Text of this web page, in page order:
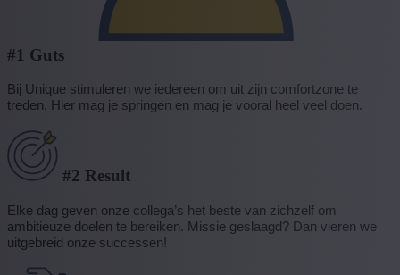
#1 Guts
Bij Unique stimuleren we iedereen om uit zijn comfortzone te
treden. Hier mag je springen en mag je vooral heel veel doen.
#2 Result
Elke dag geven onze collega’s het beste van zichzelf om
ambitieuze doelen te bereiken. Missie geslaagd? Dan vieren we
uitgebreid onze successen!